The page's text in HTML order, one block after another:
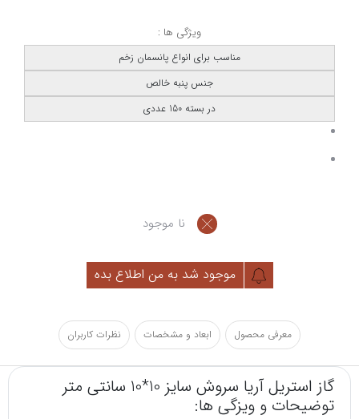
ویژگی ها :
مناسب برای انواع پانسمان زخم
جنس پنبه خالص
در بسته 150 عددی
نا موجود
موجود شد به من اطلاع بده
معرفی محصول ابعاد و مشخصات نظرات کاربران
گاز استریل آریا سروش سایز 10*10 سانتی متر
توضیحات و ویزگی ها: